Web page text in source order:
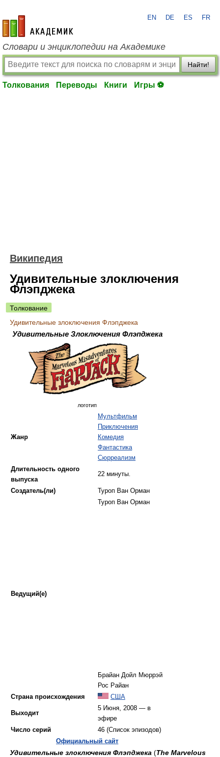
academic.ru
EN DE ES FR
Словари и энциклопедии на Академике
Найти!
Толкования Переводы Книги Игры ⚽
Википедия
Удивительные злоключения
Флэпджека
Толкование
Удивительные злоключения Флэпджека
Удивительные Злоключения Флэпджека
логотип
Жанр
Мультфильм
Приключения
Комедия
Фантастика
Сюрреализм
Длительность одного
выпуска
22 минуты.
Создатель(ли) Туроп Ван Орман
Ведущий(е)
Туроп Ван Орман
Брайан Дойл Мюррэй
Рос Райан
Страна происхождения
США
Выходит
5 Июня, 2008 — в
эфире
Число серий
46 (Список эпизодов)
Официальный сайт
Удивительные злоключения Флэпджека (The Marvelous